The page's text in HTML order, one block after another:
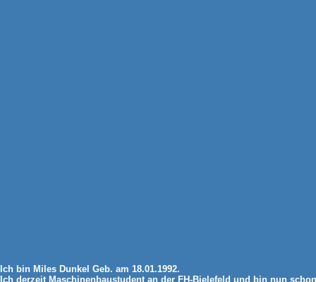
Ich bin Miles Dunkel Geb. am 18.01.1992.
Ich derzeit Maschinenbaustudent an der FH-Bielefeld und bin nun